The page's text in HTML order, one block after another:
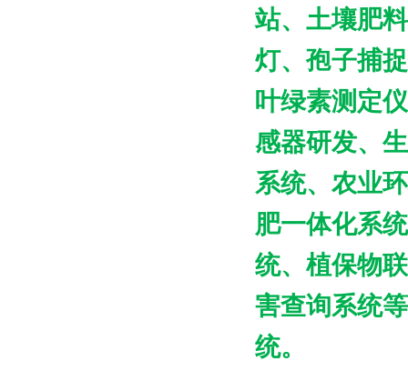
站、土壤肥
灯、孢子捕
叶绿素测定
感器研发、
系统、农业
肥一体化系
统、植保物
害查询系统
统。